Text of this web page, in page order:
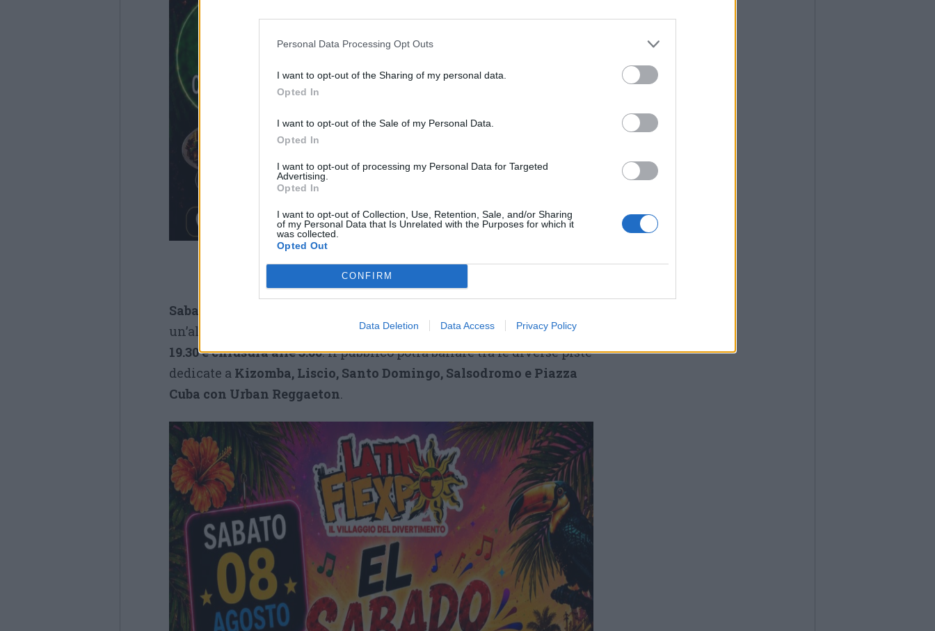
Personal Data Processing Opt Outs
I want to opt-out of the Sharing of my personal data.
Opted In
I want to opt-out of the Sale of my Personal Data.
Opted In
I want to opt-out of processing my Personal Data for Targeted
Advertising.
Opted In
I want to opt-out of Collection, Use, Retention, Sale, and/or Sharing
of my Personal Data that Is Unrelated with the Purposes for which it
was collected.
Opted Out
CONFIRM
Data Deletion Data Access Privacy Policy
Sabato 8 agosto
un’altra lunga notte di musica e divertimento conapertura alle
19.30 e chiusura alle 3.00. Il pubblico potrà ballare tra le diverse piste
dedicate a Kizomba, Liscio, Santo Domingo, Salsodromo e Piazza
Cuba con Urban Reggaeton.